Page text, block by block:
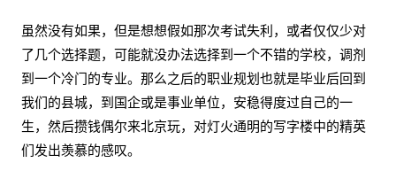
虽然没有如果，但是想想假如那次考试失利，或者仅仅少对
了几个选择题，可能就没办法选择到一个不错的学校，调剂
到一个冷门的专业。那么之后的职业规划也就是毕业后回到
我们的县城，到国企或是事业单位，安稳得度过自己的一
生，然后攒钱偶尔来北京玩，对灯火通明的写字楼中的精英
们发出羡慕的感叹。